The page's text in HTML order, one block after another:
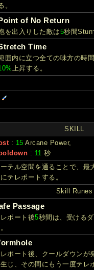
。
of No Return
を出入りした敵は5秒間Stun
Time
囲内に立つ全ての味方の時
上昇する。
SKILL
: 15 Arcane Power,
: 11 秒
テル空間を通ることで、最
テレポートする。
Skill Runes
Passage
ポート後5秒間は、受ける
ポート後、クールダウンが
じ、その間にもう一度テレ